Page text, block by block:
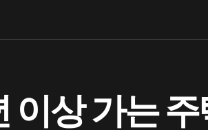
상 가는